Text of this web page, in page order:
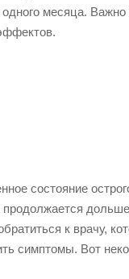
месяца.
состояние
к врачу,
симптомы. Вот